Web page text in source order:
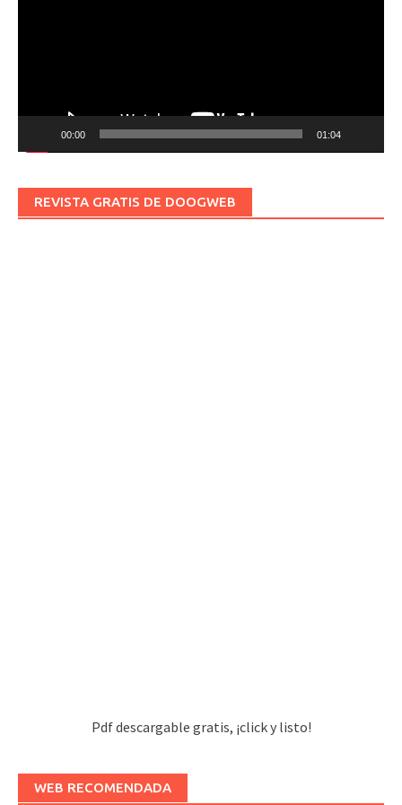
00:00 01:04
REVISTA GRATIS DE DOOGWEB
Pdf descargable gratis, ¡click y listo!
WEB RECOMENDADA